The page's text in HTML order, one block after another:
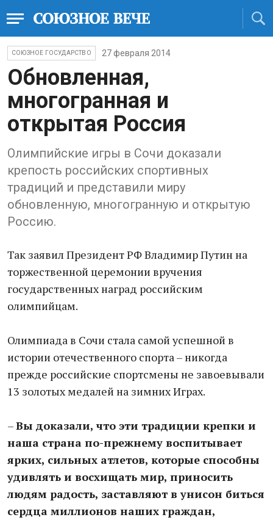
СОЮЗНОЕ ГОСУДАРСТВО 27 февраля 2014
Обновленная,
многогранная и
открытая Россия
Олимпийские игры в Сочи доказали
крепость российских спортивных
традиций и представили миру
обновленную, многогранную и открытую
Россию.
Так заявил Президент РФ Владимир Путин на
торжественной церемонии вручения
государственных наград российским
олимпийцам.
Олимпиада в Сочи стала самой успешной в
истории отечественного спорта – никогда
прежде российские спортсмены не завоевывали
13 золотых медалей на зимних Играх.
–Вы доказали, что эти традиции крепки и
наша страна по-прежнему воспитывает
ярких, сильных атлетов, которые способны
удивлять и восхищать мир, приносить
людям радость, заставляют в унисон биться
сердца миллионов наших граждан,